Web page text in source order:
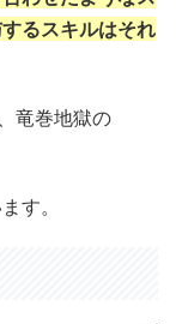
るスキルはそれ
竜巻地獄の
す。